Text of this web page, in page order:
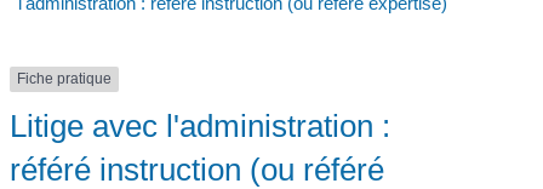
Fiche pratique
Litige avec l'administration :
référé instruction (ou référé